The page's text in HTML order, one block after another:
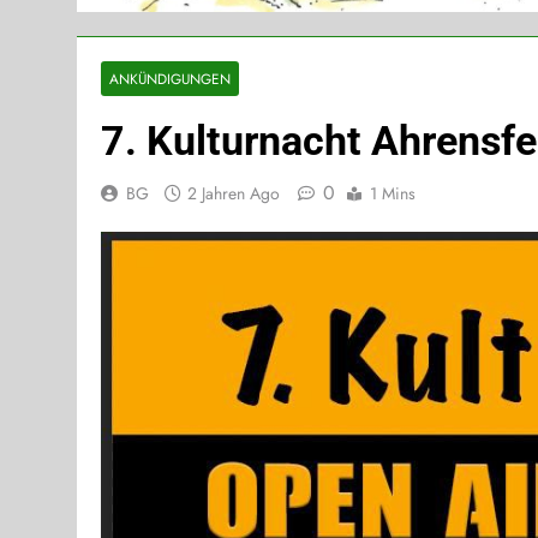
ANKÜNDIGUNGEN
7. Kulturnacht
BG 2 Jahren Ago 0 1 Mins